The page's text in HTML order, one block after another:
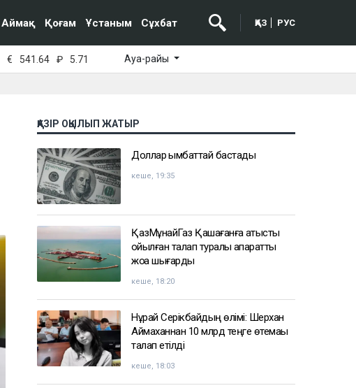
Аймақ Қоғам Ұстаным Сұхбат ҚАЗ РУС
€ 541.64 ₽ 5.71 Ауа-райы
ҚАЗІР ОҚЫЛЫП ЖАТЫР
Доллар қымбаттай бастады
кеше, 19:35
ҚазМұнайГаз Қашағанға қатысты
қойылған талап туралы ақпаратты
жоққа шығарды
кеше, 18:20
Нұрай Серікбайдың өлімі: Шерхан
Аймаханнан 10 млрд теңге өтемақы
талап етілді
кеше, 18:03